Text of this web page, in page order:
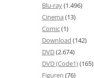
Blu-ray(1.496)
Cinema (13)
Comic(1)
Download (142)
DVD(2.674)
DVD (Code1)(165)
Figuren (76)